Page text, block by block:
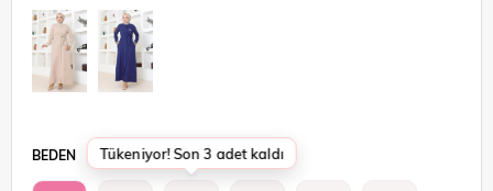
BEDEN Tükeniyor! Son 3 adet kaldı